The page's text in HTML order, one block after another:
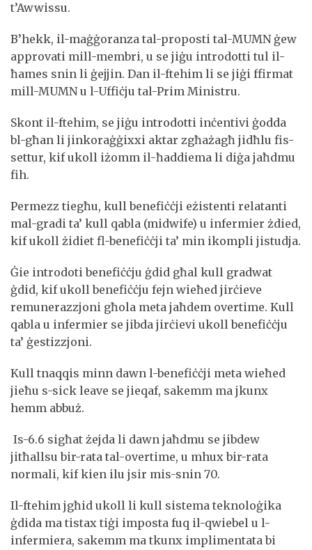
t’Awwissu.
B’hekk, il-maġġoranza tal-proposti tal-MUMN ġew
approvati mill-membri, u se jiġu introdotti tul il-
ħames snin li ġejjin. Dan il-ftehim li se jiġi ffirmat
mill-MUMN u l-Uffiċju tal-Prim Ministru.
Skont il-ftehim, se jiġu introdotti inċentivi ġodda
bl-għan li jinkoraġġixxi aktar zgħażagħ jidħlu fis-
settur, kif ukoll iżomm il-ħaddiema li diġa jaħdmu
fih.
Permezz tiegħu, kull benefiċċji eżistenti relatanti
mal-gradi ta’ kull qabla (midwife) u infermier żdied,
kif ukoll żidiet fl-benefiċċji ta’ min ikompli jistudja.
Ġie introdoti benefiċċju ġdid għal kull gradwat
ġdid, kif ukoll benefiċċju fejn wieħed jirċieve
remunerazzjoni għola meta jaħdem overtime. Kull
qabla u infermier se jibda jirċievi ukoll benefiċċju
ta’ ġestizzjoni.
Kull tnaqqis minn dawn l-benefiċċji meta wieħed
jieħu s-sick leave se jieqaf, sakemm ma jkunx
hemm abbuż.
Is-6.6 sigħat żejda li dawn jaħdmu se jibdew
jitħallsu bir-rata tal-overtime, u mhux bir-rata
normali, kif kien ilu jsir mis-snin 70.
Il-ftehim jgħid ukoll li kull sistema teknoloġika
ġdida ma tistax tiġi imposta fuq il-qwiebel u l-
infermiera, sakemm ma tkunx implimentata bi